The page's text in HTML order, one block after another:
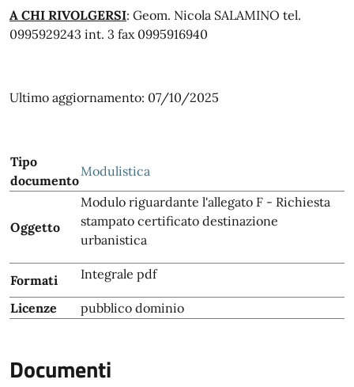
A CHI RIVOLGERSI: Geom. Nicola SALAMINO tel.
0995929243 int. 3 fax 0995916940
Ultimo aggiornamento: 07/10/2025
Tipo
documento
Modulistica
Oggetto
Modulo riguardante l'allegato F - Richiesta
stampato certificato destinazione
urbanistica
Formati Integrale pdf
Licenze pubblico dominio
Documenti